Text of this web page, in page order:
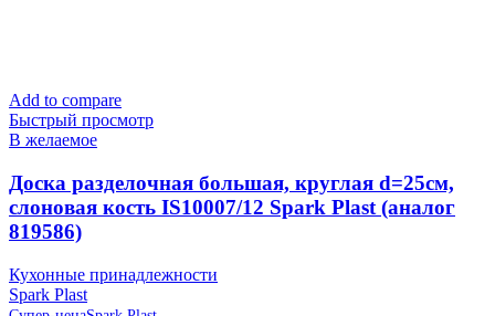
Add to compare
Быстрый просмотр
В желаемое
Доска разделочная большая, круглая d=25см,
слоновая кость IS10007/12 Spark Plast (аналог
819586)
Кухонные принадлежности
Spark Plast